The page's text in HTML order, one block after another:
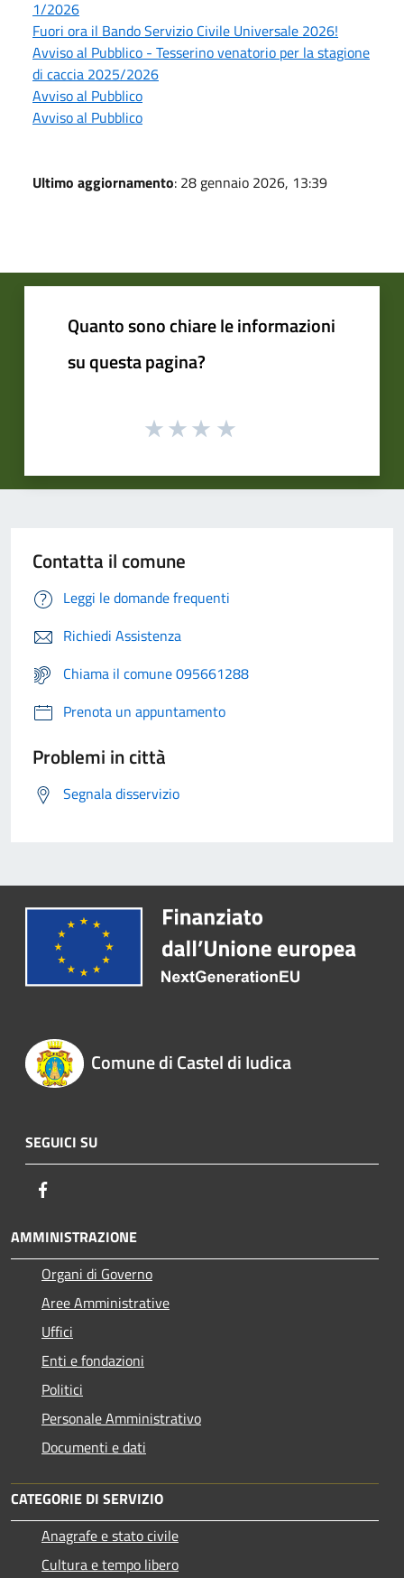
1/2026
Fuori ora il Bando Servizio Civile Universale 2026!
Avviso al Pubblico - Tesserino venatorio per la stagione
di caccia 2025/2026
Avviso al Pubblico
Avviso al Pubblico
Ultimo aggiornamento: 28 gennaio 2026, 13:39
Quanto sono chiare le informazioni
su questa pagina?
Contatta il comune
Leggi le domande frequenti
Richiedi Assistenza
Chiama il comune 095661288
Prenota un appuntamento
Problemi in città
Segnala disservizio
Comune di Castel di Iudica
SEGUICI SU
AMMINISTRAZIONE
Organi di Governo
Aree Amministrative
Uffici
Enti e fondazioni
Politici
Personale Amministrativo
Documenti e dati
CATEGORIE DI SERVIZIO
Anagrafe e stato civile
Cultura e tempo libero